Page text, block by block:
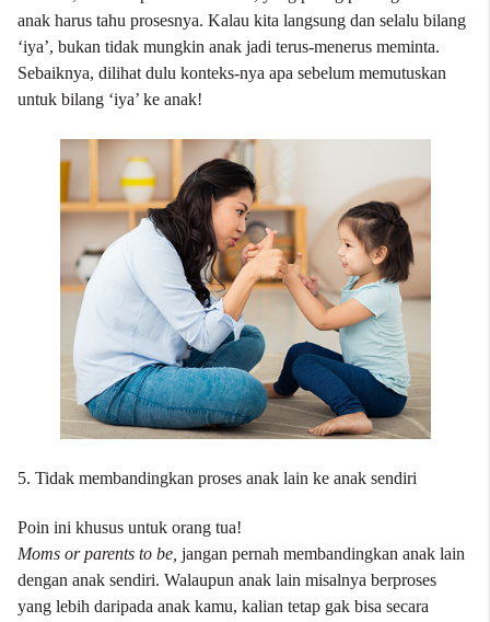
anak harus tahu prosesnya. Kalau kita langsung dan selalu bilang
‘iya’, bukan tidak mungkin anak jadi terus-menerus meminta.
Sebaiknya, dilihat dulu konteks-nya apa sebelum memutuskan
untuk bilang ‘iya’ ke anak!
5. Tidak membandingkan proses anak lain ke anak sendiri
Poin ini khusus untuk orang tua!
Moms or parents to be, jangan pernah membandingkan anak lain
dengan anak sendiri. Walaupun anak lain misalnya berproses
yang lebih daripada anak kamu, kalian tetap gak bisa secara